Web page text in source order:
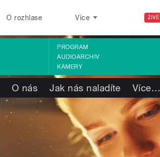
ŽIVĚ
O rozhlase Více
PROGRAM
AUDIOARCHIV
KAMERY
O nás Jak nás naladíte Více…